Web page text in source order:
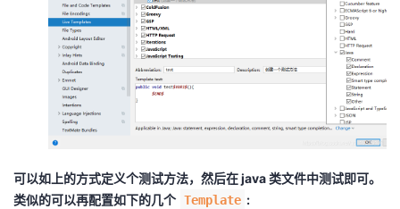
可以如上的方式定义个测试方法，然后在 java 类文件中测试即可。
类似的可以再配置如下的几个 Template :